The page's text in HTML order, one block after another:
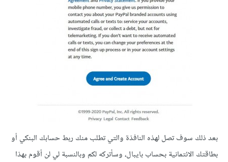
بعد ذلك سوف تصل لهذه النافذة والتي تطلب منك ربط حسابك البنكي أو
بطاقتك الائتمانية بحساب بايبال، وسأتركه لكم وبالنسبة لي لن أقوم بهذا